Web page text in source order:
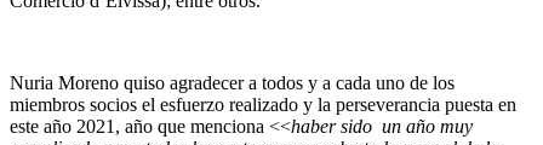
Nuria Moreno quiso agradecer a todos y a cada uno de los
miembros socios el esfuerzo realizado y la perseverancia puesta en
este año 2021, año que menciona <<haber sido un año muy